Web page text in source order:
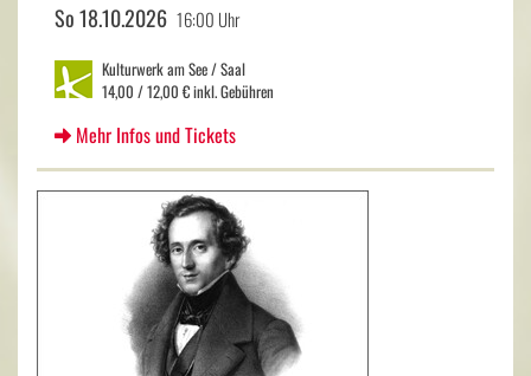
So 18.10.2026 16:00 Uhr
Kulturwerk am See / Saal
14,00 / 12,00 € inkl. Gebühren
Mehr Infos und Tickets